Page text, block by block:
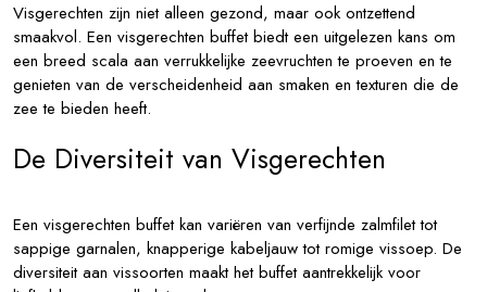
Visgerechten zijn niet alleen gezond, maar ook ontzettend
smaakvol. Een visgerechten buffet biedt een uitgelezen kans om
een breed scala aan verrukkelijke zeevruchten te proeven en te
genieten van de verscheidenheid aan smaken en texturen die de
zee te bieden heeft.
De Diversiteit van Visgerechten
Een visgerechten buffet kan variëren van verfijnde zalmfilet tot
sappige garnalen, knapperige kabeljauw tot romige vissoep. De
diversiteit aan vissoorten maakt het buffet aantrekkelijk voor